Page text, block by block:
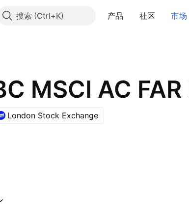
搜索 产品 社区 市场
London Stock Exchange